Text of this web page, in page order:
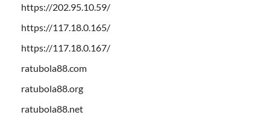
https://202.95.10.59/
https://117.18.0.165/
https://117.18.0.167/
ratubola88.com
ratubola88.org
ratubola88.net